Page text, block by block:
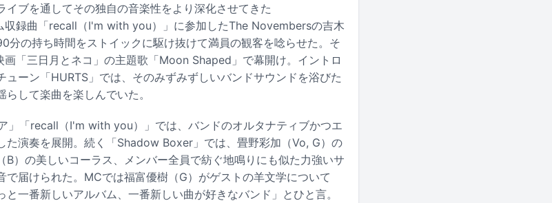
ブを通してその独自の音楽性をより深化させてきた
録曲「recall（I'm with you）」に参加したThe Novembersの吉木
分の持ち時間をストイックに駆け抜けて満員の観客を唸らせた。そ
「三日月とネコ」の主題歌「Moon Shaped」で幕開け。イントロ
ーン「HURTS」では、そのみずみずしいバンドサウンドを浴びた
して楽曲を楽しんでいた。
」「recall（I'm with you）」では、バンドのオルタナティブかつエ
た演奏を展開。続く「Shadow Boxer」では、畳野彩加（Vo, G）の
B）の美しいコーラス、メンバー全員で紡ぐ地鳴りにも似た力強いサ
で届けられた。MCでは福富優樹（G）がゲストの羊文学について
と一番新しいアルバム、一番新しい曲が好きなバンド」とひと言。